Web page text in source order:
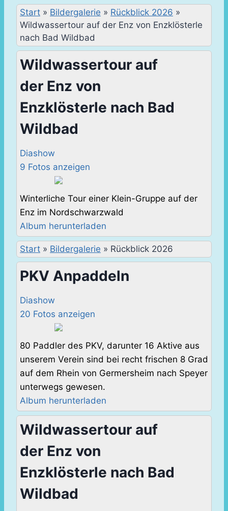
Start » Bildergalerie » Rückblick 2026 »
Wildwassertour auf der Enz von Enzklösterle
nach Bad Wildbad
Wildwassertour auf
der Enz von
Enzklösterle nach Bad
Wildbad
Diashow
9 Fotos anzeigen
Winterliche Tour einer Klein-Gruppe auf der
Enz im Nordschwarzwald
Album herunterladen
Start » Bildergalerie » Rückblick 2026
PKV Anpaddeln
Diashow
20 Fotos anzeigen
80 Paddler des PKV, darunter 16 Aktive aus
unserem Verein sind bei recht frischen 8 Grad
auf dem Rhein von Germersheim nach Speyer
unterwegs gewesen.
Album herunterladen
Wildwassertour auf
der Enz von
Enzklösterle nach Bad
Wildbad